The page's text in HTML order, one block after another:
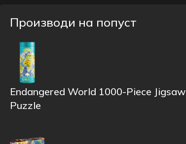
Производи на попуст
Endangered World 1000-Piece Jigsaw
Puzzle